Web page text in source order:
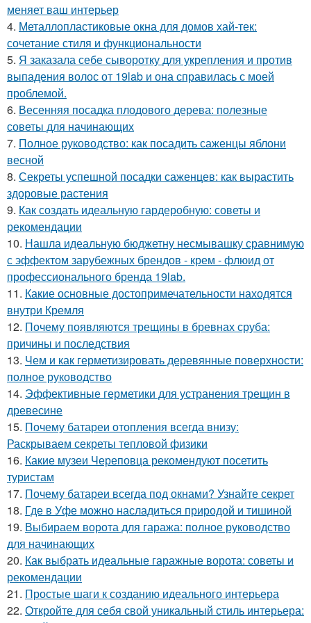
меняет ваш интерьер
4. Металлопластиковые окна для домов хай-тек:
сочетание стиля и функциональности
5. Я заказала себе сыворотку для укрепления и против
выпадения волос от 19lab и она справилась с моей
проблемой.
6. Весенняя посадка плодового дерева: полезные
советы для начинающих
7. Полное руководство: как посадить саженцы яблони
весной
8. Секреты успешной посадки саженцев: как вырастить
здоровые растения
9. Как создать идеальную гардеробную: советы и
рекомендации
10. Нашла идеальную бюджетну несмывашку сравнимую
с эффектом зарубежных брендов - крем - флюид от
профессионального бренда 19lab.
11. Какие основные достопримечательности находятся
внутри Кремля
12. Почему появляются трещины в бревнах сруба:
причины и последствия
13. Чем и как герметизировать деревянные поверхности:
полное руководство
14. Эффективные герметики для устранения трещин в
древесине
15. Почему батареи отопления всегда внизу:
Раскрываем секреты тепловой физики
16. Какие музеи Череповца рекомендуют посетить
туристам
17. Почему батареи всегда под окнами? Узнайте секрет
18. Где в Уфе можно насладиться природой и тишиной
19. Выбираем ворота для гаража: полное руководство
для начинающих
20. Как выбрать идеальные гаражные ворота: советы и
рекомендации
21. Простые шаги к созданию идеального интерьера
22. Откройте для себя свой уникальный стиль интерьера: